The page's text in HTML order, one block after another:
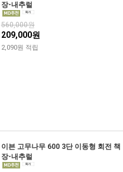
장-내추럴
560,000원
209,000원
2,090원 적립
이븐 고무나무 600 3단 이동형 회전 책
장-내추럴